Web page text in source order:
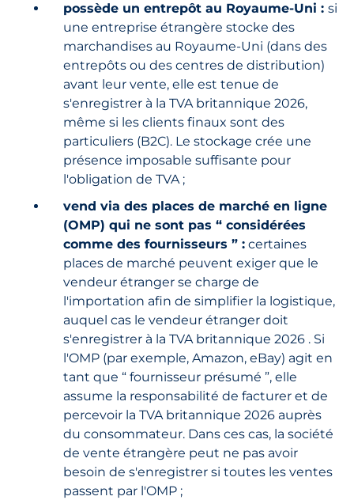
possède un entrepôt au Royaume-Uni : si
une entreprise étrangère stocke des
marchandises au Royaume-Uni (dans des
entrepôts ou des centres de distribution)
avant leur vente, elle est tenue de
s'enregistrer à la TVA britannique 2026,
même si les clients finaux sont des
particuliers (B2C). Le stockage crée une
présence imposable suffisante pour
l'obligation de TVA ;
vend via des places de marché en ligne
(OMP) qui ne sont pas “ considérées
comme des fournisseurs ” : certaines
places de marché peuvent exiger que le
vendeur étranger se charge de
l'importation afin de simplifier la logistique,
auquel cas le vendeur étranger doit
s'enregistrer à la TVA britannique 2026 . Si
l'OMP (par exemple, Amazon, eBay) agit en
tant que “ fournisseur présumé ”, elle
assume la responsabilité de facturer et de
percevoir la TVA britannique 2026 auprès
du consommateur. Dans ces cas, la société
de vente étrangère peut ne pas avoir
besoin de s'enregistrer si toutes les ventes
passent par l'OMP ;